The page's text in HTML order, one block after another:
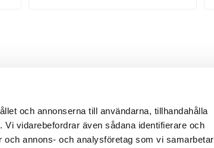
och annonserna till användarna, tillhandahålla
vidarebefordrar även sådana identifierare och
annons- och analysföretag som vi samarbetar
Leverans- och betalningsvillkor
Elektronisk kommunikation
Produktväljare